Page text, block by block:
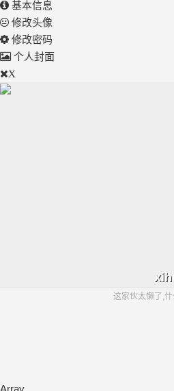
基本信息
修改头像
修改密码
个人封面
X
这家伙太懒了,
Array